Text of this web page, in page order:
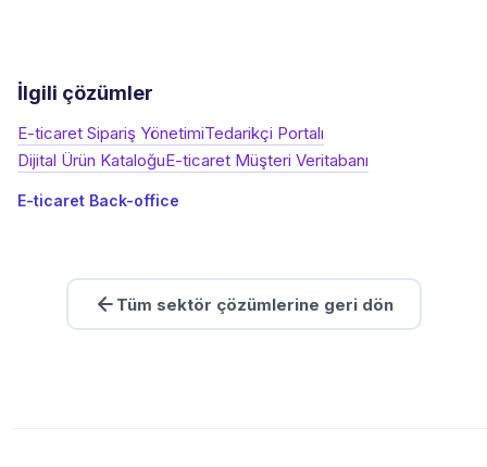
İlgili çözümler
E-ticaret Sipariş YönetimiTedarikçi Portalı
Dijital Ürün KataloğuE-ticaret Müşteri Veritabanı
E-ticaret Back-office
Tüm sektör çözümlerine geri dön